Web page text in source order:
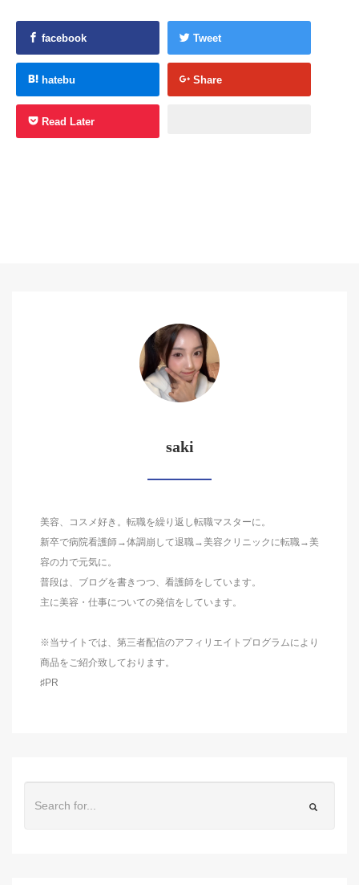
facebook Tweet
hatebu Share
Read Later
saki
美容、コスメ好き。転職を繰り返し転職マスターに。
新卒で病院看護師→体調崩して退職→美容クリニックに転職→美
容の力で元気に。
普段は、ブログを書きつつ、看護師をしています。
主に美容・仕事についての発信をしています。
※当サイトでは、第三者配信のアフィリエイトプログラムにより
商品をご紹介致しております。
♯PR